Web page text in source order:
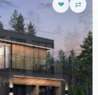
❤ ⇄